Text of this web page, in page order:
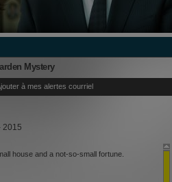
Mystery
à mes alertes courriel
2015
house and a not-so-small fortune.